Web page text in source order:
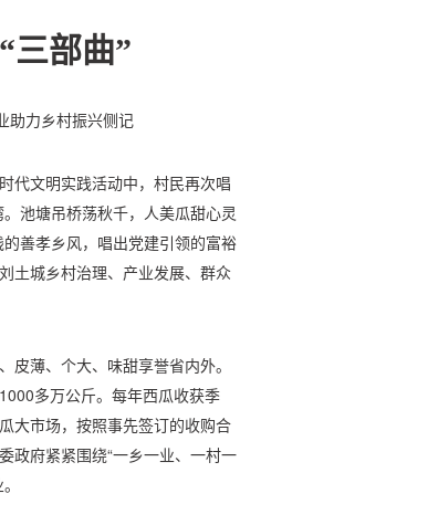
三部曲”
力乡村振兴侧记
代文明实践活动中，村民再次唱
池塘吊桥荡秋千，人美瓜甜心灵
善孝乡风，唱出党建引领的富裕
土城乡村治理、产业发展、群众
薄、个大、味甜享誉省内外。
多万公斤。每年西瓜收获季
大市场，按照事先签订的收购合
政府紧紧围绕“一乡一业、一村一